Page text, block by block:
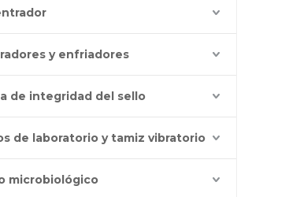
y enfriadores
de integridad del sello
de laboratorio y tamiz vibratorio
microbiológico